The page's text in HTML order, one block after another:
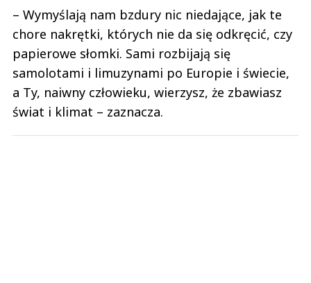
– Wymyślają nam bzdury nic niedające, jak te
chore nakrętki, których nie da się odkręcić, czy
papierowe słomki. Sami rozbijają się
samolotami i limuzynami po Europie i świecie,
a Ty, naiwny człowieku, wierzysz, że zbawiasz
świat i klimat – zaznacza.